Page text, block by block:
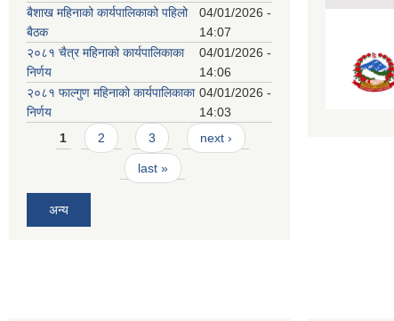
बैशाख महिनाको कार्यपालिकाको पहिलो
बैठक
04/01/2026 -
14:07
२०८१ चैत्र महिनाको कार्यपालिकाका
निर्णय
04/01/2026 -
14:06
२०८१ फाल्गुण महिनाको कार्यपालिकाका
निर्णय
04/01/2026 -
14:03
Pages
1 2 3 next ›
last »
अन्य